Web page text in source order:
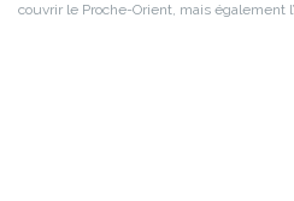
couvrir le Proche-Orient, mais également